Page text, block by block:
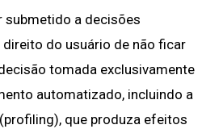
submetido a decisões
do usuário de não ficar
tomada exclusivamente
automatizado, incluindo a
que produza efeitos